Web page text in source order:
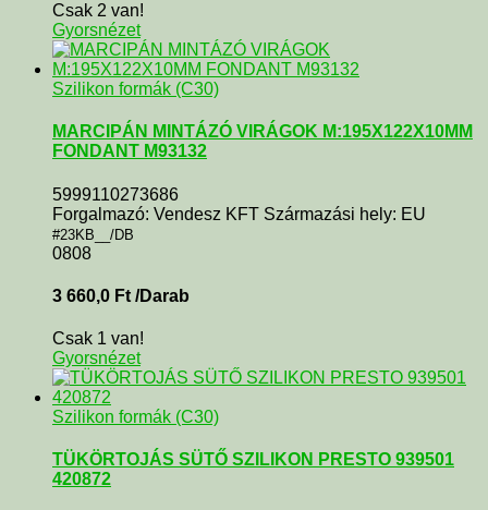
Csak 2 van!
Gyorsnézet
Szilikon formák (C30)
MARCIPÁN MINTÁZÓ VIRÁGOK M:195X122X10MM
FONDANT M93132
5999110273686
Forgalmazó: Vendesz KFT Származási hely: EU
#23KB__/DB
0808
3 660,0 Ft /Darab
Csak 1 van!
Gyorsnézet
Szilikon formák (C30)
TÜKÖRTOJÁS SÜTŐ SZILIKON PRESTO 939501
420872